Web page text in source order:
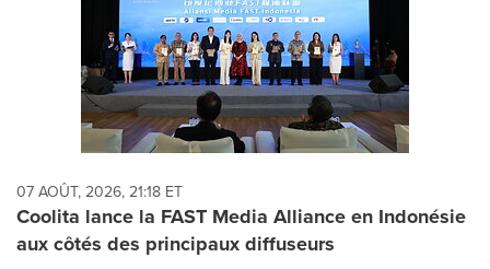
each
option
is
selected.
07 AOÛT, 2026, 21:18 ET
Coolita lance la FAST Media Alliance en Indonésie
aux côtés des principaux diffuseurs